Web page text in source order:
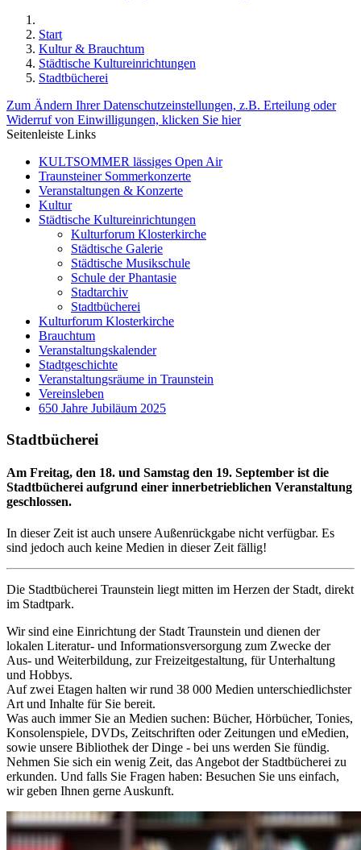
Start
Kultur & Brauchtum
Städtische Kultureinrichtungen
Stadtbücherei
Zum Ändern Ihrer Datenschutzeinstellungen, z.B. Erteilung oder
Widerruf von Einwilligungen, klicken Sie hier
Seitenleiste Links
KULTSOMMER lässiges Open Air
Traunsteiner Sommerkonzerte
Veranstaltungen & Konzerte
Kultur
Städtische Kultureinrichtungen
Kulturforum Klosterkirche
Städtische Galerie
Städtische Musikschule
Schule der Phantasie
Stadtarchiv
Stadtbücherei
Kulturforum Klosterkirche
Brauchtum
Veranstaltungskalender
Stadtgeschichte
Veranstaltungsräume in Traunstein
Vereinsleben
650 Jahre Jubiläum 2025
Stadtbücherei
Am Freitag, den 18. und Samstag den 19. September ist die
Stadtbücherei aufgrund einer innerbetrieblichen Veranstaltung
geschlossen.
In dieser Zeit ist auch unsere Außenrückgabe nicht verfügbar. Es
sind jedoch auch keine Medien in dieser Zeit fällig!
Die Stadtbücherei Traunstein liegt mitten im Herzen der Stadt, direkt
im Stadtpark.
Wir sind eine Einrichtung der Stadt Traunstein und dienen der
lokalen Literatur- und Informationsversorgung zum Zwecke der
Aus- und Weiterbildung, zur Freizeitgestaltung, für Unterhaltung
und Hobbys.
Auf zwei Etagen halten wir rund 38 000 Medien unterschiedlichster
Art und Inhalte für Sie bereit.
Was auch immer Sie an Medien suchen: Bücher, Hörbücher, Tonies,
Konsolenspiele, DVDs, Zeitschriften oder Zeitungen und eMedien,
sowie unsere Bibliothek der Dinge - bei uns werden Sie fündig.
Nehmen Sie sich ein wenig Zeit, das Angebot der Stadtbücherei zu
erkunden. Und falls Sie Fragen haben: Besuchen Sie uns einfach,
wir geben Ihnen gerne Auskunft.